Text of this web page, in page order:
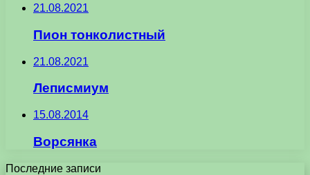
21.08.2021
Пион тонколистный
21.08.2021
Леписмиум
15.08.2014
Ворсянка
Последние записи